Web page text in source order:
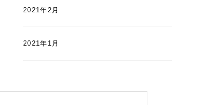
2021年2月
2021年1月